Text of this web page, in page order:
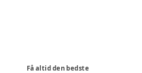
Få altid den bedste